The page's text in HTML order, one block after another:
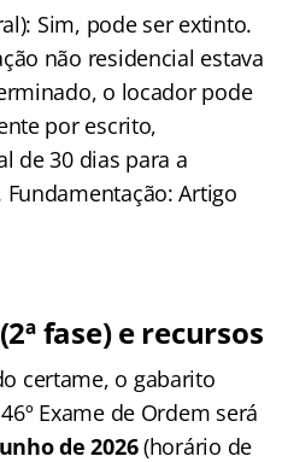
Sim, pode ser extinto.
não residencial estava
o locador pode
por escrito,
de 30 dias para a
Artigo
fase) e recursos
certame, o gabarito
Exame de Ordem será
de 2026(horário de